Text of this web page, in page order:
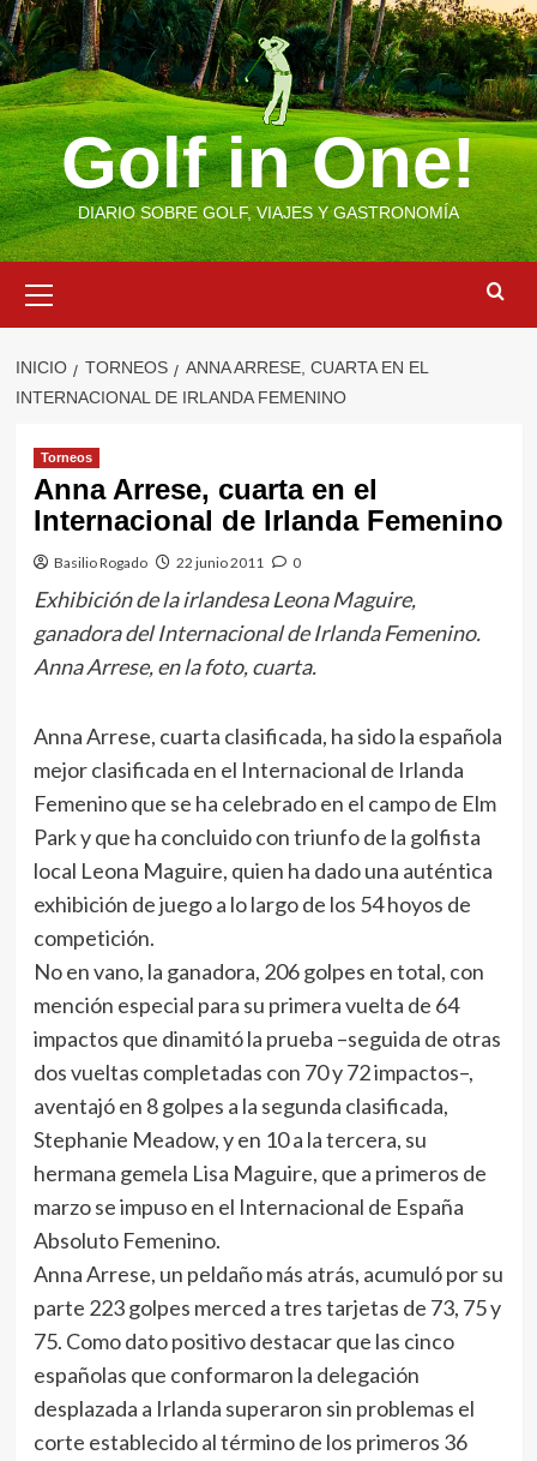
Saltar
al
contenido
Golf in One!
DIARIO SOBRE GOLF, VIAJES Y GASTRONOMÍA
primario
INICIO TORNEOS
ANNA ARRESE, CUARTA EN EL
INTERNACIONAL DE IRLANDA FEMENINO
Torneos
Anna Arrese, cuarta en el
Internacional de Irlanda Femenino
Basilio Rogado 22 junio 2011 0
Exhibición de la irlandesa Leona Maguire,
ganadora del Internacional de Irlanda Femenino.
Anna Arrese, en la foto, cuarta.
Anna Arrese, cuarta clasificada, ha sido la española
mejor clasificada en el Internacional de Irlanda
Femenino que se ha celebrado en el campo de Elm
Park y que ha concluido con triunfo de la golfista
local Leona Maguire, quien ha dado una auténtica
exhibición de juego a lo largo de los 54 hoyos de
competición.
No en vano, la ganadora, 206 golpes en total, con
mención especial para su primera vuelta de 64
impactos que dinamitó la prueba –seguida de otras
dos vueltas completadas con 70 y 72 impactos–,
aventajó en 8 golpes a la segunda clasificada,
Stephanie Meadow, y en 10 a la tercera, su
hermana gemela Lisa Maguire, que a primeros de
marzo se impuso en el Internacional de España
Absoluto Femenino.
Anna Arrese, un peldaño más atrás, acumuló por su
parte 223 golpes merced a tres tarjetas de 73, 75 y
75. Como dato positivo destacar que las cinco
españolas que conformaron la delegación
desplazada a Irlanda superaron sin problemas el
corte establecido al término de los primeros 36